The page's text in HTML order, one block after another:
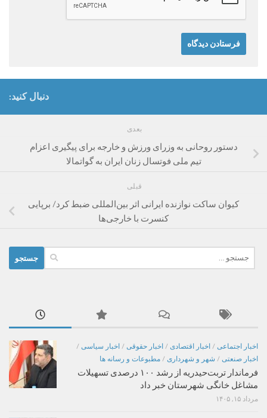
دنبال کنید:
بعدی
دستور روحانی به وزرای ورزش و خارجه برای پیگیری اعزام
تیم ملی فوتسال زنان ایران به گواتمالا
قبلی
کیوان ساکت نوازنده ایرانی اثر بین‌المللی ضبط کرد/ برپایی
کنسرت با خارجی‌ها
برای:
اخبار اجتماعی / اخبار اقتصادی / اخبار حقوقی / اخبار سیاسی /
اخبار صنعتی / شهر و شهرداری / مطبوعات و رسانه ها
فرماندار تربت‌حیدریه از رشد ۱۰۰ درصدی تسهیلات
مشاغل خانگی شهرستان خبر داد
مرداد ۱۵, ۱۴۰۵